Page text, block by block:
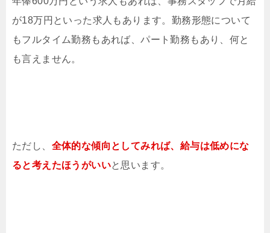
が18万円といった求人もあります。勤務形態について
もフルタイム勤務もあれば、パート勤務もあり、何と
も言えません。
ただし、 全体的な傾向としてみれば、給与は低めにな
ると考えたほうがいいと思います。